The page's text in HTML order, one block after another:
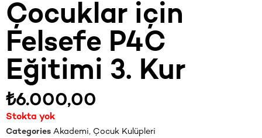
Çocuklar için
Felsefe P4C
Eğitimi 3. Kur
₺6.000,00
Stokta yok
Categories Akademi, Çocuk Kulüpleri